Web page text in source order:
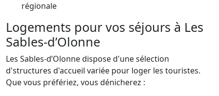
régionale
Logements pour vos séjours à Les
Sables-d’Olonne
Les Sables-d’Olonne dispose d'une sélection
d'structures d'accueil variée pour loger les touristes.
Que vous préfériez, vous dénicherez :